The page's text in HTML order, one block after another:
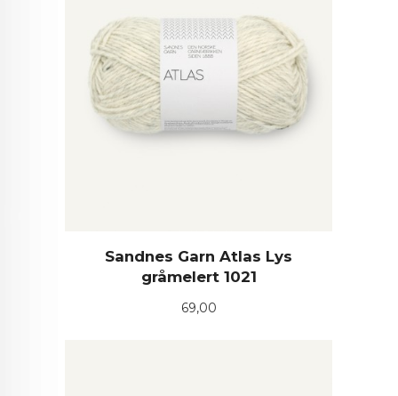
Sandnes Garn Atlas Lys
gråmelert 1021
Pris
69,00